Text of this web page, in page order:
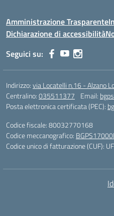
Amministrazione Trasparente
Dichiarazione di accessibilità
Seguici su:
Indirizzo:via Locatelli n.16 - Alzano
Centralino:035511377 Email:
Posta elettronica certificata (PEC):
Codice fiscale: 80032770168
Codice meccanografico:
Codice unico di fatturazione (CUF):